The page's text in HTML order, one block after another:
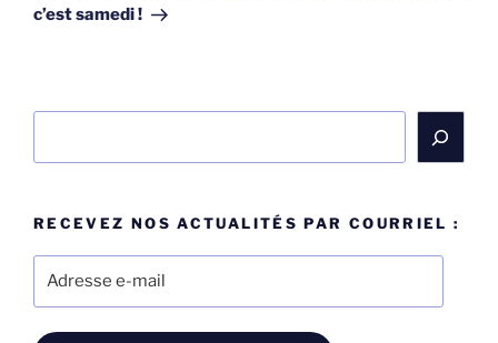
c’est samedi !
RECEVEZ NOS ACTUALITÉS PAR COURRIEL :